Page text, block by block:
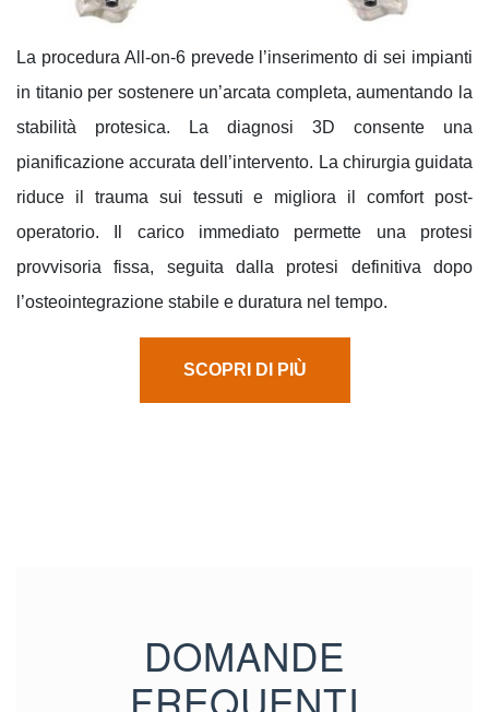
La procedura All-on-6 prevede l’inserimento di sei impianti
in titanio per sostenere un’arcata completa, aumentando la
stabilità protesica. La diagnosi 3D consente una
pianificazione accurata dell’intervento. La chirurgia guidata
riduce il trauma sui tessuti e migliora il comfort post-
operatorio. Il carico immediato permette una protesi
provvisoria fissa, seguita dalla protesi definitiva dopo
l’osteointegrazione stabile e duratura nel tempo.
SCOPRI DI PIÙ
DOMANDE